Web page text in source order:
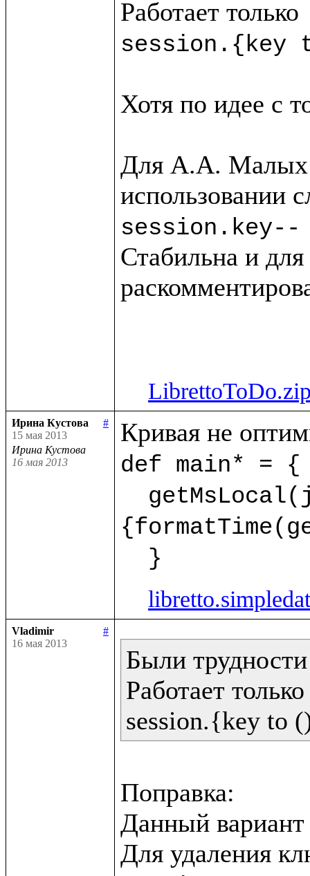
Хотя по идее с
Для А.А. Малых
session.key--
Стабильна и
Ирина Кустова
#
15 мая 2013
Ирина Кустова
16 мая 2013
def main* = {
  }
Vladimir
#
16 мая 2013
Были
Работает
Поправка:
Данный вариант